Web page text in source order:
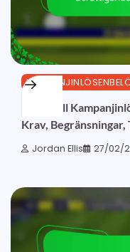
eFootball
Krav, Begränsningar,
Jordan Ellis 27/02/